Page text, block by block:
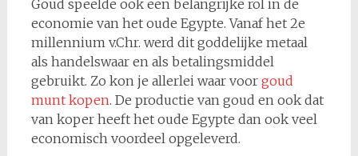
Goud speelde ook een belangrijke rol in de
economie van het oude Egypte. Vanaf het 2e
millennium v.Chr. werd dit goddelijke metaal
als handelswaar en als betalingsmiddel
gebruikt. Zo kon je allerlei waar voor goud
munt kopen. De productie van goud en ook dat
van koper heeft het oude Egypte dan ook veel
economisch voordeel opgeleverd.